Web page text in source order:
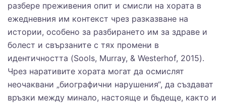
разбере преживения опит и смисли на хората в
ежедневния им контекст чрез разказване на
истории, особено за разбирането им за здраве и
болест и свързаните с тях промени в
идентичността (Sools, Murray, & Westerhof, 2015).
Чрез наративите хората могат да осмислят
неочаквани „биографични нарушения“, да създават
връзки между минало, настояще и бъдеще, както и